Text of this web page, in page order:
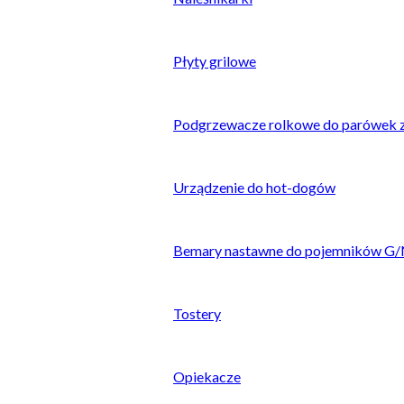
Płyty grilowe
Podgrzewacze rolkowe do parówek
Urządzenie do hot-dogów
Bemary nastawne do pojemników G/
Tostery
Opiekacze